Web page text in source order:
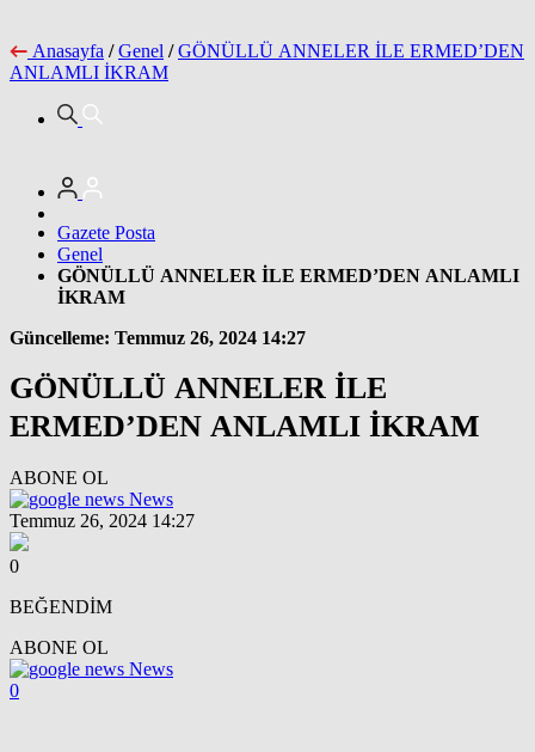
Anasayfa / Genel / GÖNÜLLÜ ANNELER İLE ERMED’DEN
ANLAMLI İKRAM
Gazete Posta
Genel
GÖNÜLLÜ ANNELER İLE ERMED’DEN ANLAMLI
İKRAM
Güncelleme: Temmuz 26, 2024 14:27
GÖNÜLLÜ ANNELER İLE
ERMED’DEN ANLAMLI İKRAM
ABONE OL
News
Temmuz 26, 2024 14:27
0
BEĞENDİM
ABONE OL
News
0